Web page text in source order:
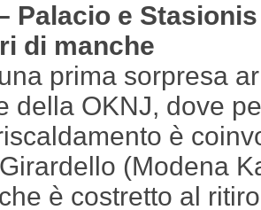
Palacio e
di manche
prima sorpresa
della OKNJ, dove
è
(Modena
è costretto al